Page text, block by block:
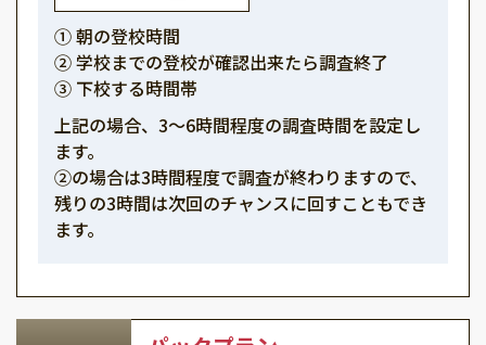
① 朝の登校時間
② 学校までの登校が確認出来たら調査終了
③ 下校する時間帯
上記の場合、3～6時間程度の調査時間を設定し
ます。
②の場合は3時間程度で調査が終わりますので、
残りの3時間は次回のチャンスに回すこともでき
ます。